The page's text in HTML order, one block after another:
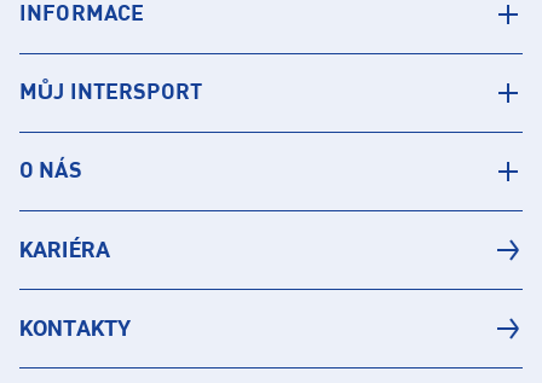
INFORMACE
MŮJ INTERSPORT
O NÁS
KARIÉRA
KONTAKTY